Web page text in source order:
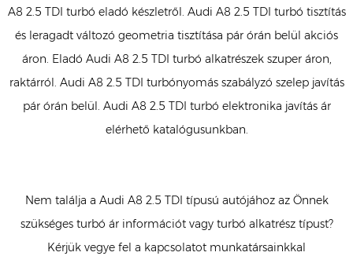
A8 2.5 TDI turbó eladó készletről. Audi A8 2.5 TDI turbó tisztítás
és leragadt változó geometria tisztítása pár órán belül akciós
áron. Eladó Audi A8 2.5 TDI turbó alkatrészek szuper áron,
raktárról. Audi A8 2.5 TDI turbónyomás szabályzó szelep javítás
pár órán belül. Audi A8 2.5 TDI turbó elektronika javítás ár
elérhető katalógusunkban.
Nem találja a Audi A8 2.5 TDI típusú autójához az Önnek
szükséges turbó ár információt vagy turbó alkatrész típust?
Kérjük vegye fel a kapcsolatot munkatársainkkal